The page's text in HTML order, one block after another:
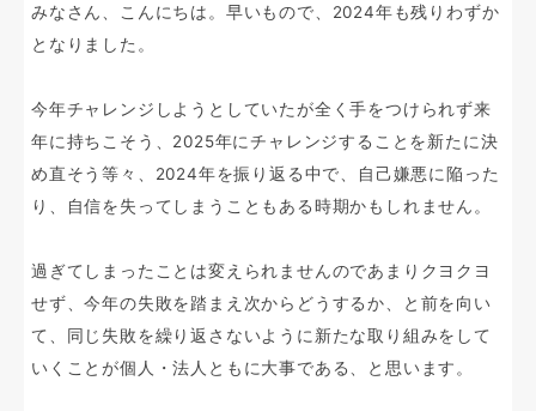
みなさん、こんにちは。早いもので、2024年も残りわずか
となりました。
今年チャレンジしようとしていたが全く手をつけられず来
年に持ちこそう、2025年にチャレンジすることを新たに決
め直そう等々、2024年を振り返る中で、自己嫌悪に陥った
り、自信を失ってしまうこともある時期かもしれません。
過ぎてしまったことは変えられませんのであまりクヨクヨ
せず、今年の失敗を踏まえ次からどうするか、と前を向い
て、同じ失敗を繰り返さないように新たな取り組みをして
いくことが個人・法人ともに大事である、と思います。